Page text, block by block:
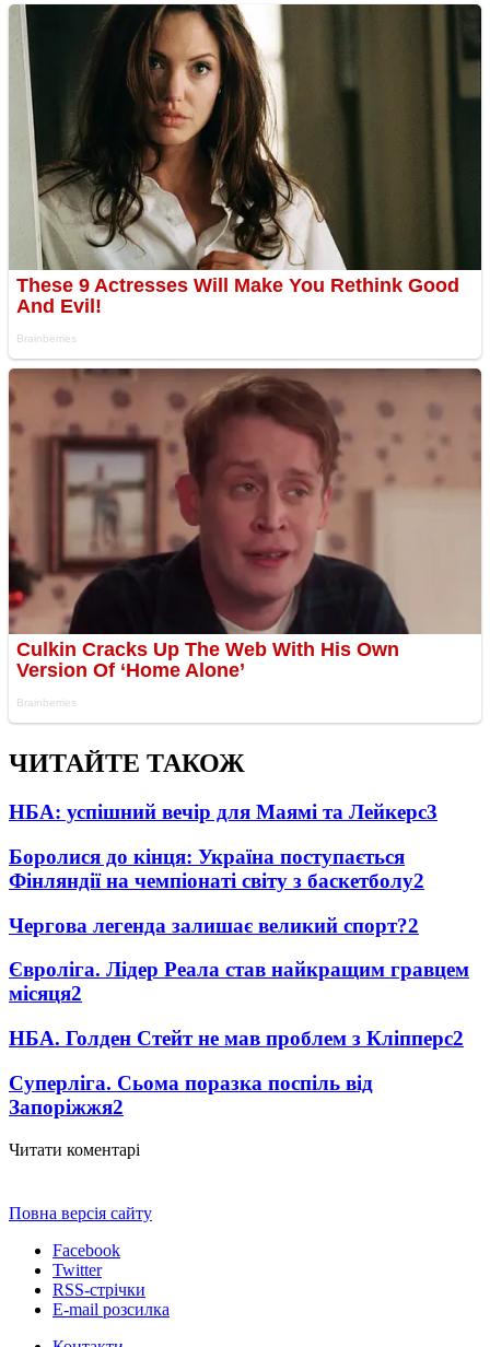
ЧИТАЙТЕ ТАКОЖ
НБА: успішний вечір для Маямі та Лейкерс3
Боролися до кінця: Україна поступається
Фінляндії на чемпіонаті світу з баскетболу2
Чергова легенда залишає великий спорт?2
Євроліга. Лідер Реала став найкращим гравцем
місяця2
НБА. Голден Стейт не мав проблем з Кліпперс2
Суперліга. Сьома поразка поспіль від
Запоріжжя2
Читати коментарі
Повна версія сайту
Facebook
Twitter
RSS-стрічки
E-mail розсилка